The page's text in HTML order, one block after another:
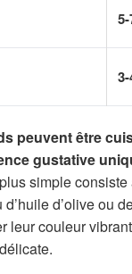
peuvent être
gustative
simple
d’olive ou
leur couleur